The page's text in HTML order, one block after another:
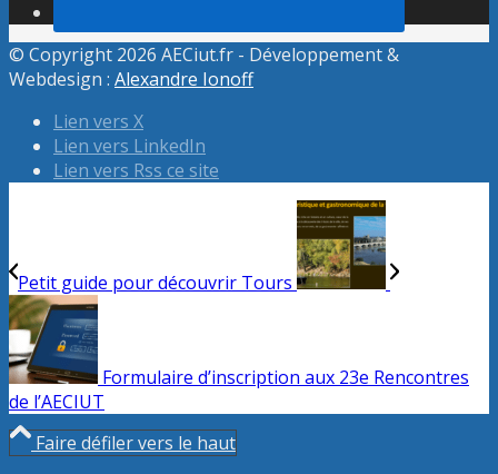
© Copyright 2026 AECiut.fr - Développement &
Webdesign : Alexandre Ionoff
Lien vers X
Lien vers LinkedIn
Lien vers Rss ce site
Petit guide pour découvrir Tours
Formulaire d’inscription aux 23e Rencontres
de l’AECIUT
Faire défiler vers le haut